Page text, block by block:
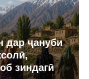
дар ҷануби
зиндагӣ